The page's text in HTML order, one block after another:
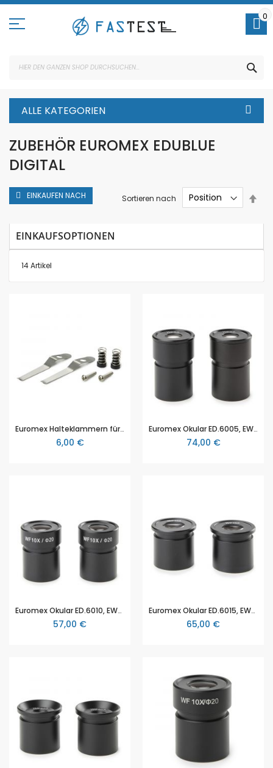
Direkt
Inhalt
0
ALLE KATEGORIEN
ZUBEHÖR EUROMEX EDUBLUE
DIGITAL
14Artikel
Sortieren nach
Euromex Halteklammern für Stereomikroskope der Euromex EduBlue Serie ED.9570, (Paar) EduBlue
6,00 €
Euromex Okular ED.6005, EWF 5x/22, (2pc) für Euromex Stereomikroskope der EduBlue Serie
74,00 €
Euromex Okular ED.6010, EWF 10x/20, (2pc) EduBlue für Euromex Stereomikroskope der EduBlue Serie
57,00 €
Euromex Okular ED.6015, EWF 15x/12, (2pc) EduBlue für Euromex Stereomikroskope der EduBlue Serie
65,00 €
EINKAUFEN NACH
EINKAUFSOPTIONEN